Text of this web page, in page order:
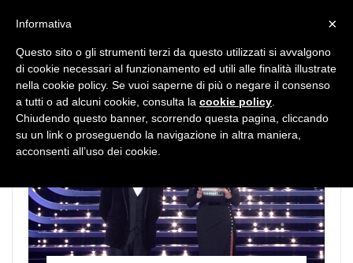
×
Informativa
Questo sito o gli strumenti terzi da questo utilizzati si avvalgono
di cookie necessari al funzionamento ed utili alle finalità illustrate
nella cookie policy. Se vuoi saperne di più o negare il consenso
a tutti o ad alcuni cookie, consulta la cookie policy
Chiudendo questo banner, scorrendo questa pagina, cliccando
su un link o proseguendo la navigazione in altra maniera,
acconsenti all’uso dei cookie.